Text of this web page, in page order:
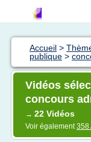
Accueil >
publique >
Vidéos
concours
→ 22 Vidéos
Voir également358